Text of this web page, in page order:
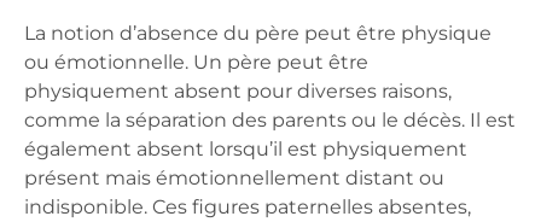
La notion d’absence du père peut être physique
ou émotionnelle. Un père peut être
physiquement absent pour diverses raisons,
comme la séparation des parents ou le décès. Il est
également absent lorsqu’il est physiquement
présent mais émotionnellement distant ou
indisponible. Ces figures paternelles absentes,